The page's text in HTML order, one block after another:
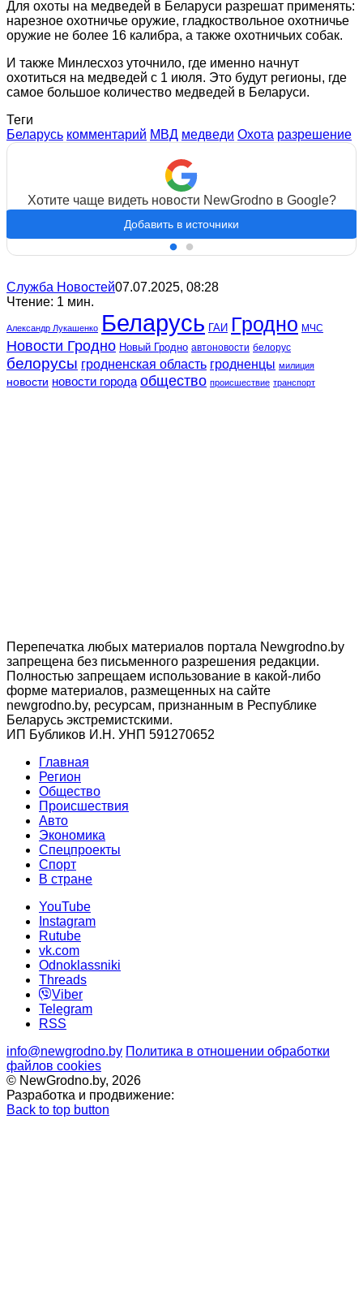
Для охоты на медведей в Беларуси разрешат применять:
нарезное охотничье оружие, гладкоствольное охотничье
оружие не более 16 калибра, а также охотничьих собак.
И также Минлесхоз уточнило, где именно начнут
охотиться на медведей с 1 июля. Это будут регионы, где
самое большое количество медведей в Беларуси.
Теги
Беларусь комментарий МВД медведи Охота разрешение
Хотите чаще видеть новости NewGrodno в Google?
Добавить в источники
Служба Новостей07.07.2025, 08:28
Чтение: 1 мин.
Александр Лукашенко Беларусь ГАИ Гродно МЧС
Новости Гродно Новый Гродно автоновости белорус
белорусы гродненская область гродненцы милиция
новости новости города общество происшествие транспорт
Перепечатка любых материалов портала Newgrodno.by
запрещена без письменного разрешения редакции.
Полностью запрещаем использование в какой-либо
форме материалов, размещенных на сайте
newgrodno.by, ресурсам, признанным в Республике
Беларусь экстремистскими.
ИП Бубликов И.Н. УНП 591270652
Главная
Регион
Общество
Происшествия
Авто
Экономика
Спецпроекты
Cпорт
В стране
YouTube
Instagram
Rutube
vk.com
Odnoklassniki
Threads
Viber
Telegram
RSS
info@newgrodno.by Политика в отношении обработки
файлов cookies
© NewGrodno.by, 2026
Разработка и продвижение:
Back to top button